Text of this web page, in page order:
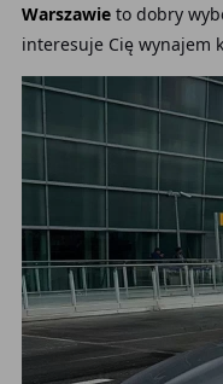
Warszawieto dobry
interesuje Cię wynajem